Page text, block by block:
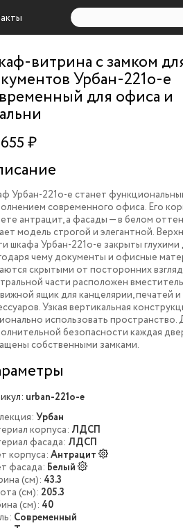
витрина с замком
Урбан-221o-e
для офиса и
₽
Урбан-221o-e станет
современного офиса. Его
антрацит, а фасады — в белом
модель строгой и элегантной.
шкафа Урбан-221o-e закрыты
чему документы и офисные
скрытыми от посторонних
части расположен
ящик для канцелярии, печатей и
Узкая вертикальная
использовать пространство.
безопасности каждая
собственными замками.
urban-221o-e
Урбан
корпуса: ЛДСП
фасада: ЛДСП
корпуса: Антрацит
фасада: Белый
(см): 43.3
(см): 205.3
(см): 40
Современный